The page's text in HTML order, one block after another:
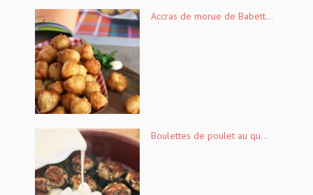
Accras de morue de Babett...
Boulettes de poulet au qu...